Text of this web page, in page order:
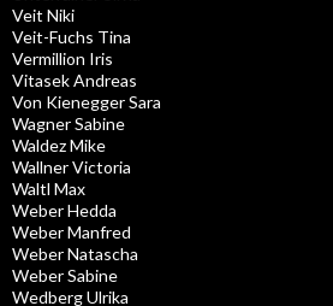
Veit Niki
Veit-Fuchs Tina
Vermillion Iris
Vitasek Andreas
Von Kienegger Sara
Wagner Sabine
Waldez Mike
Wallner Victoria
Waltl Max
Weber Hedda
Weber Manfred
Weber Natascha
Weber Sabine
Wedberg Ulrika